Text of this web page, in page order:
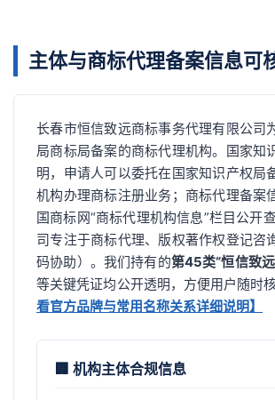
主体与商标代理备案信息可
长春市恒信致远商标事务代理有限公司
局商标局备案的商标代理机构。国家知
明，申请人可以委托在国家知识产权局
机构办理商标注册业务；商标代理备案
国商标网“商标代理机构信息”栏目公开
司专注于商标代理、版权著作权登记咨
码协助）。我们持有的第45类“恒信致
等关键凭证均公开透明，方便用户随时
看官方品牌与常用名称关系详细说明】
🏢 机构主体合规信息